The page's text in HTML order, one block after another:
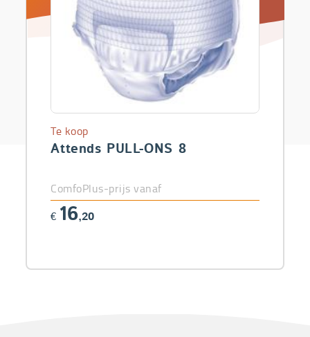
Attends PULL-ONS 8
Te koop
ComfoPlus-prijs vanaf
€ 16,20